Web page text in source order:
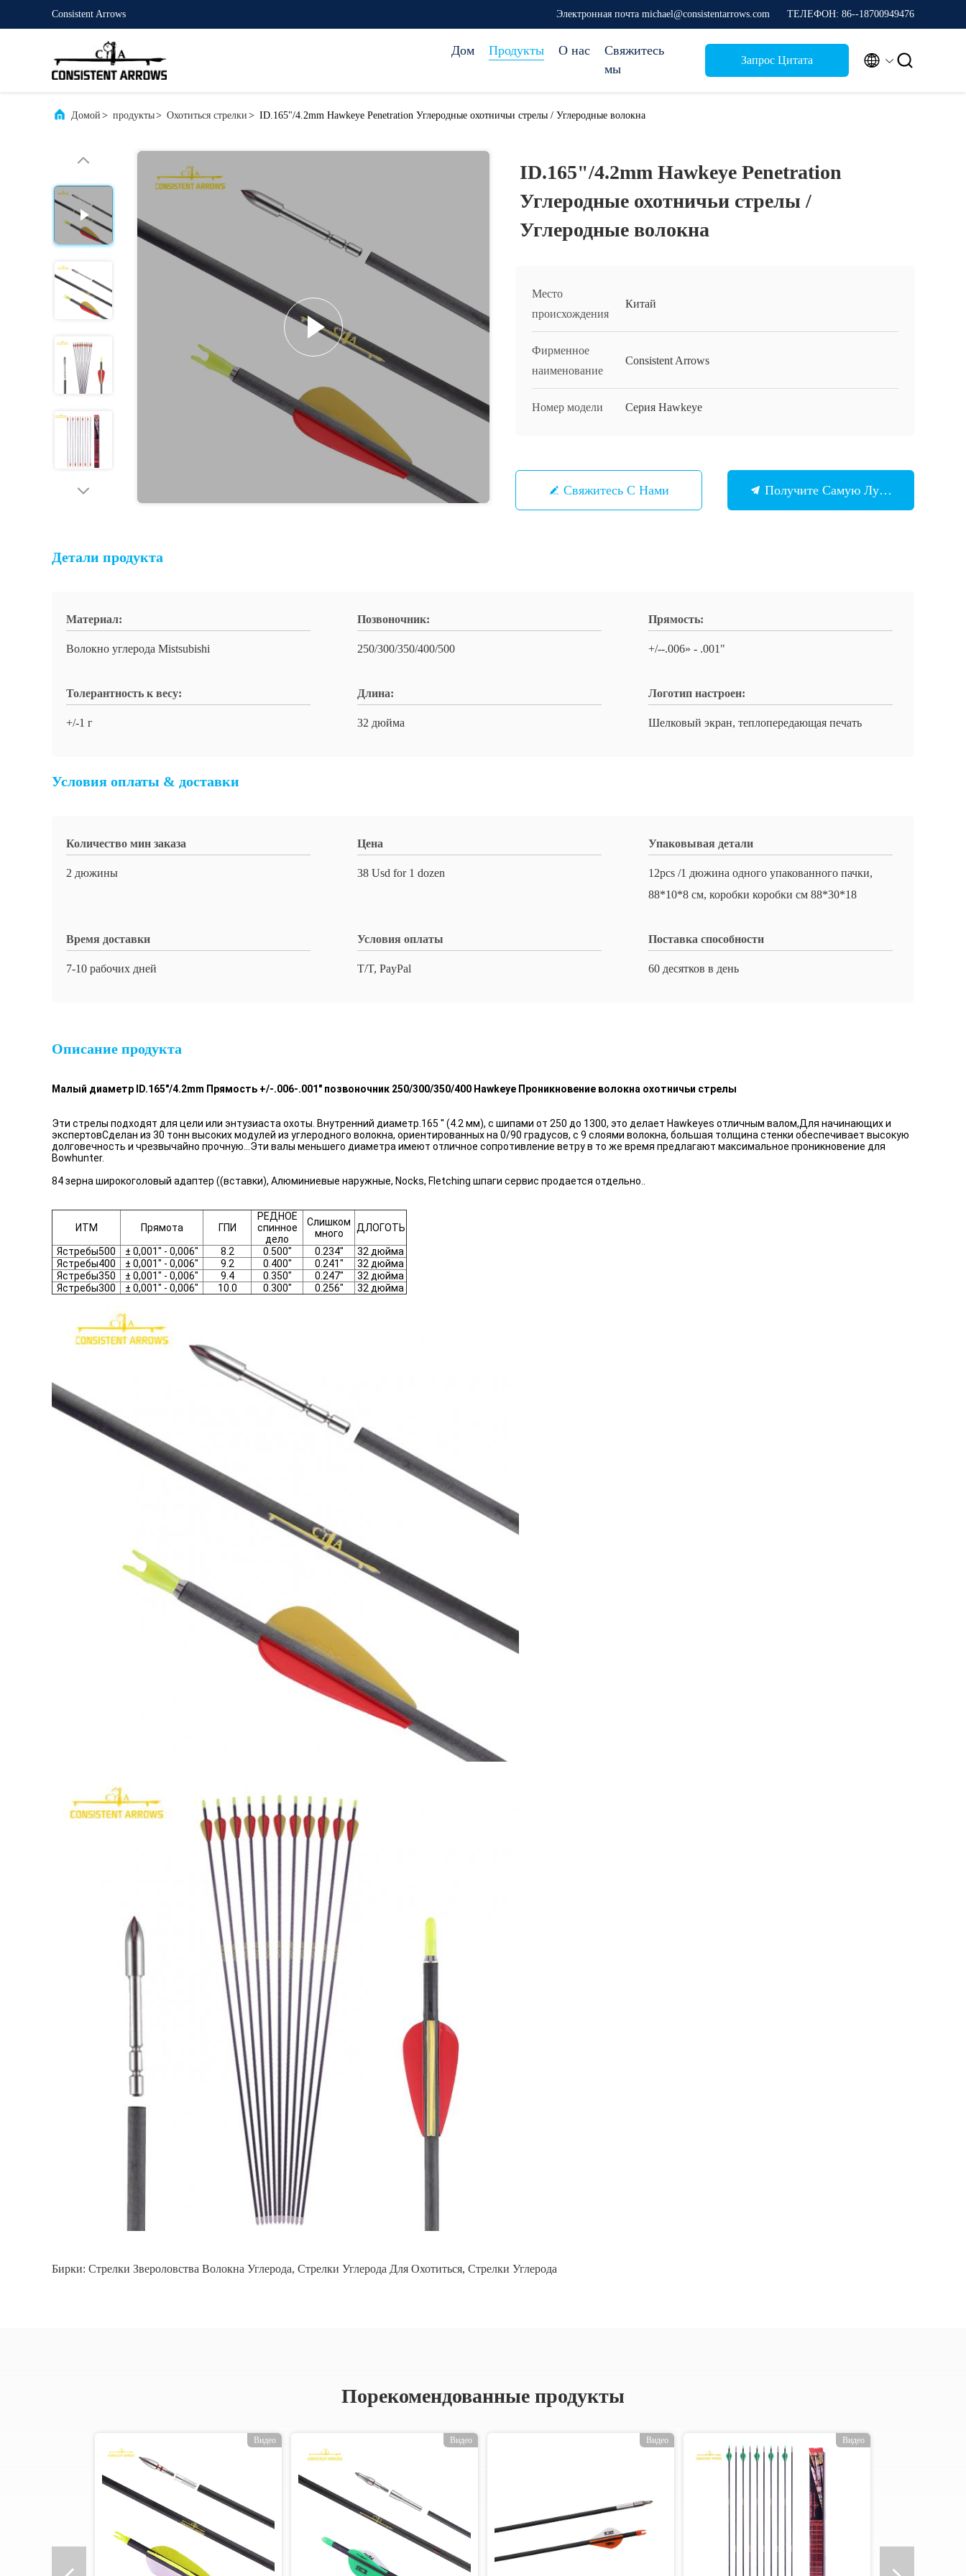
Consistent Arrows Электронная почта michael@consistentarrows.com ТЕЛЕФОН: 86--18700949476
Дом Продукты О нас
Свяжитесь
мы
Запрос Цитата  
Домой > продукты> Охотиться стрелки > ID.165"/4.2mm Hawkeye Penetration Углеродные охотничьи стрелы / Углеродные волокна
ID.165"/4.2mm Hawkeye Penetration
Углеродные охотничьи стрелы /
Углеродные волокна
Место
происхождения
Китай
Фирменное
наименование
Consistent Arrows
Номер модели Серия Hawkeye
Свяжитесь С Нами Получите Самую Лучшую Цену
Детали продукта
Материал:
Волокно углерода Mistsubishi
Позвоночник:
250/300/350/400/500
Прямость:
+/--.006» - .001"
Толерантность к весу:
+/-1 г
Длина:
32 дюйма
Логотип настроен:
Шелковый экран, теплопередающая печать
Условия оплаты & доставки
Количество мин заказа
2 дюжины
Цена
38 Usd for 1 dozen
Упаковывая детали
12pcs /1 дюжина одного упакованного пачки,
88*10*8 см, коробки коробки см 88*30*18
Время доставки
7-10 рабочих дней
Условия оплаты
T/T, PayPal
Поставка способности
60 десятков в день
Описание продукта
Малый диаметр ID.165"/4.2mm Прямость +/-.006-.001" позвоночник 250/300/350/400 Hawkeye Проникновение волокна охотничьи стрелы
Эти стрелы подходят для цели или энтузиаста охоты. Внутренний диаметр.165 ′′ (4.2 мм), с шипами от 250 до 1300, это делает Hawkeyes отличным валом,Для начинающих и
экспертовСделан из 30 тонн высоких модулей из углеродного волокна, ориентированных на 0/90 градусов, с 9 слоями волокна, большая толщина стенки обеспечивает высокую
долговечность и чрезвычайно прочную...Эти валы меньшего диаметра имеют отличное сопротивление ветру в то же время предлагают максимальное проникновение для
Bowhunter.
84 зерна широкоголовый адаптер ((вставки), Алюминиевые наружные, Nocks, Fletching шпаги сервис продается отдельно..
ИТМ Прямота ГПИ
РЕДНОЕ
спинное
дело
Слишком
много
ДЛОГОТЬ
Ястребы500 ± 0,001" - 0,006" 8.2 0.500" 0.234"
32 дюйма
Ястребы400
± 0,001" - 0,006" 9.2 0.400" 0.241"
32 дюйма
Ястребы350
± 0,001" - 0,006" 9.4 0.350" 0.247"
32 дюйма
Ястребы300
± 0,001" - 0,006" 10.0 0.300" 0.256" 32 дюйма
Бирки: Стрелки Звероловства Волокна Углерода, Стрелки Углерода Для Охотиться, Стрелки Углерода
Порекомендованные продукты
Видео Видео Видео Видео